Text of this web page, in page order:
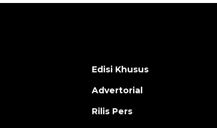
Edisi Khusus
Advertorial
Rilis Pers